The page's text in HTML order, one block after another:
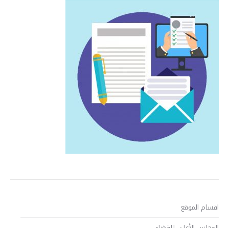
اقسام الموقع